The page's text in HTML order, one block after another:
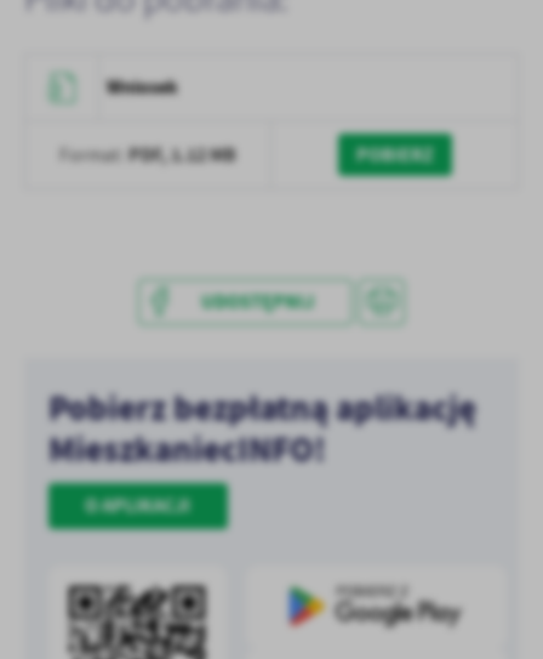
treści w postaci wiadomości, ofert, komunikatów mediów
Wniosek
Format: PDF, 1.12 MB POBIERZ
UDOSTĘPNIJ
Pobierz bezpłatną aplikację
MieszkaniecINFO!
O APLIKACJI